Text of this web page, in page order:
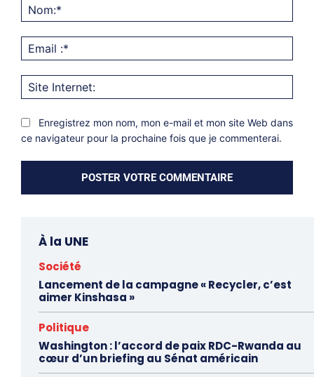
:*
Enregistrez mon nom, mon e-mail et mon site Web dans
ce navigateur pour la prochaine fois que je commenterai.
À la UNE
Société
Lancement de la campagne « Recycler, c’est
aimer Kinshasa »
Politique
Washington : l’accord de paix RDC-Rwanda au
cœur d’un briefing au Sénat américain